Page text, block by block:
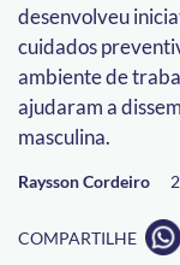
desenvolveu
cuidados
ambiente de
ajudaram a
masculina.
Raysson Cordeiro
COMPARTILHE